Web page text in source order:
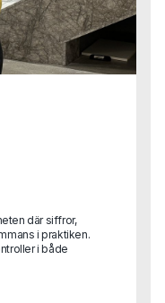
där siffror,
i praktiken.
i både
sin erfarenhet